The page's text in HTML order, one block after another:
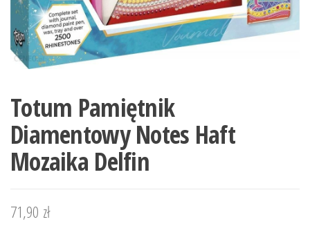
Totum Pamiętnik
Diamentowy Notes Haft
Mozaika Delfin
71,90 zł